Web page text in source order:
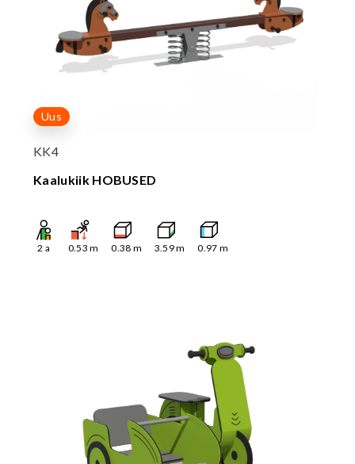
Uus
KK4
Kaalukiik HOBUSED
2 a 0.53 m 0.38 m 3.59m 0.97 m